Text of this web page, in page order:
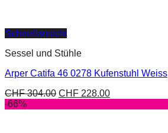
Schnellansicht
Sessel und Stühle
Arper Catifa 46 0278 Kufenstuhl Weiss
CHF304.00 CHF 228.00
-66%